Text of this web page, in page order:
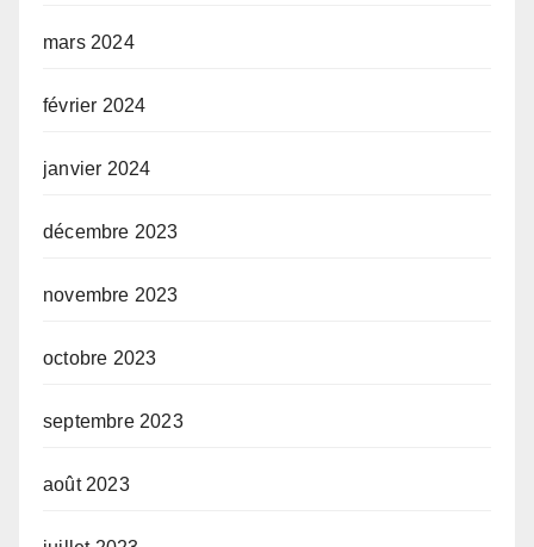
mars 2024
février 2024
janvier 2024
décembre 2023
novembre 2023
octobre 2023
septembre 2023
août 2023